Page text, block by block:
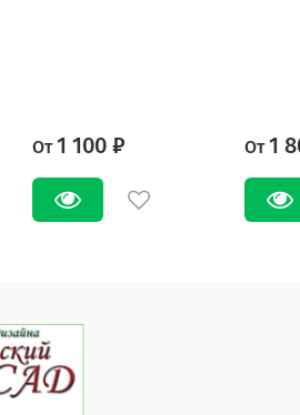
От 1 100 ₽ От 1